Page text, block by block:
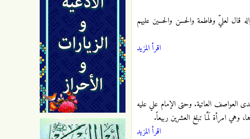
لعليّ وفاطمة والحسن والحسين عليهم
اقرأ المزيد
العواصف العاتية. وحتى الإمام علي عليه
امرأة لَمَّا تبلغ العشرين ربيعاً.
اقرأ المزيد